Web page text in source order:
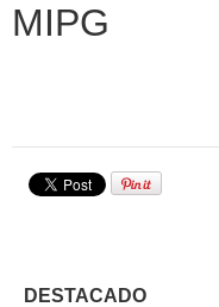
MIPG
DESTACADO